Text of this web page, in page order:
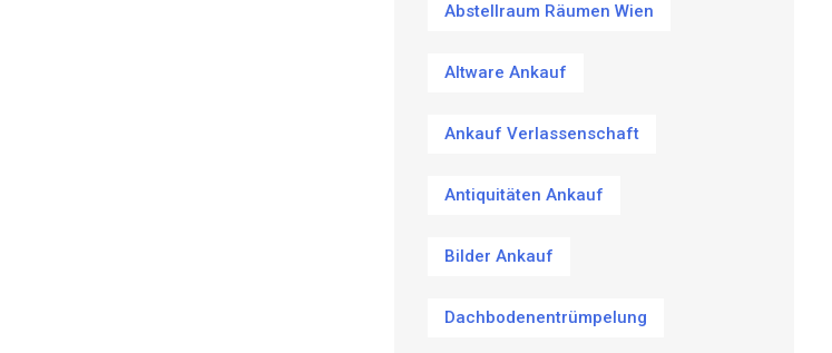
Abstellraum Räumen Wien
Altware Ankauf
Ankauf Verlassenschaft
Antiquitäten Ankauf
Bilder Ankauf
Dachbodenentrümpelung